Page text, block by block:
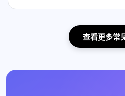
查看更多常